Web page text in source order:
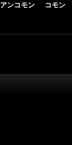
アンコモン コモン